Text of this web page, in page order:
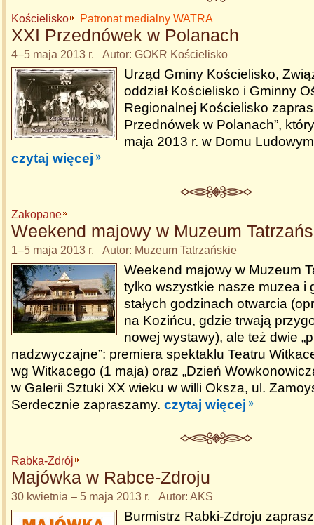
Kościelisko Patronat medialny WATRA
XXI Przednówek w Polanach
4–5 maja 2013 r. Autor: GOKR Kościelisko
Urząd Gminy Kościelisko,
oddział Kościelisko i Gminny
Regionalnej Kościelisko
Przednówek w Polanach”,
maja 2013 r. w Domu
czytaj więcej
Zakopane
Weekend majowy w Muzeum
1–5 maja 2013 r. Autor: Muzeum Tatrzańskie
Weekend majowy w Muzeum
tylko wszystkie nasze muzea i
stałych godzinach otwarcia
na Kozińcu, gdzie trwają
nowej wystawy), ale też dwie
nadzwyczajne”: premiera spektaklu Teatru
wg Witkacego (1 maja) oraz „Dzień
w Galerii Sztuki XX wieku w willi Oksza, ul.
Serdecznie zapraszamy. czytaj więcej
Rabka-Zdrój
Majówka w Rabce-Zdroju
30 kwietnia – 5 maja 2013 r. Autor: AKS
Burmistrz Rabki-Zdroju